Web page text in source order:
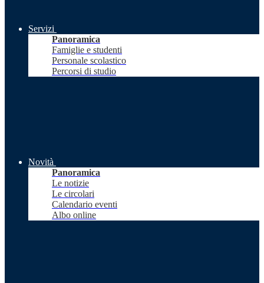
Servizi
Panoramica
Famiglie e studenti
Personale scolastico
Percorsi di studio
Novità
Panoramica
Le notizie
Le circolari
Calendario eventi
Albo online